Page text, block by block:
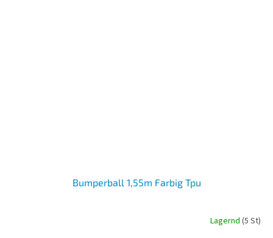
Bumperball 1,55m Farbig Tpu
Lagernd (5 St)